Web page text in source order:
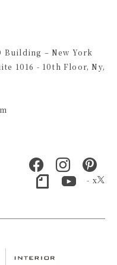
Building – New York
1016 - 10th Floor, Ny,
- x